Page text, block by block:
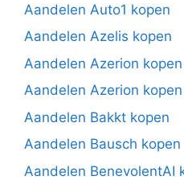
Aandelen Auto1 kopen
Aandelen Azelis kopen
Aandelen Azerion kopen
Aandelen Azerion kopen
Aandelen Bakkt kopen
Aandelen Bausch kopen
Aandelen BenevolentAI